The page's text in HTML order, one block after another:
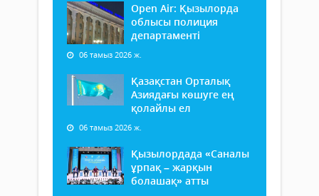
Open Air: Қызылорда
облысы полиция
департаменті
06 тамыз 2026 ж.
Қазақстан Орталық
Азиядағы көшуге ең
қолайлы ел
06 тамыз 2026 ж.
Қызылордада «Саналы
ұрпақ – жарқын
болашақ» атты